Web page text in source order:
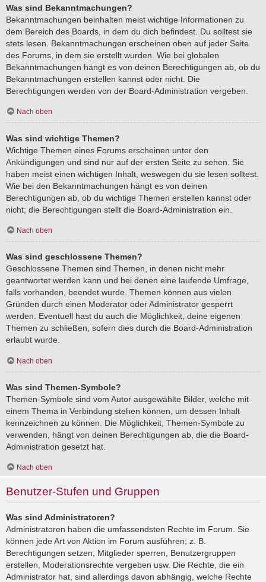
Was sind Bekanntmachungen?
Bekanntmachungen beinhalten meist wichtige Informationen zu
dem Bereich des Boards, in dem du dich befindest. Du solltest sie
stets lesen. Bekanntmachungen erscheinen oben auf jeder Seite
des Forums, in dem sie erstellt wurden. Wie bei globalen
Bekanntmachungen hängt es von deinen Berechtigungen ab, ob du
Bekanntmachungen erstellen kannst oder nicht. Die
Berechtigungen werden von der Board-Administration vergeben.
Nach oben
Was sind wichtige Themen?
Wichtige Themen eines Forums erscheinen unter den
Ankündigungen und sind nur auf der ersten Seite zu sehen. Sie
haben meist einen wichtigen Inhalt, weswegen du sie lesen solltest.
Wie bei den Bekanntmachungen hängt es von deinen
Berechtigungen ab, ob du wichtige Themen erstellen kannst oder
nicht; die Berechtigungen stellt die Board-Administration ein.
Nach oben
Was sind geschlossene Themen?
Geschlossene Themen sind Themen, in denen nicht mehr
geantwortet werden kann und bei denen eine laufende Umfrage,
falls vorhanden, beendet wurde. Themen können aus vielen
Gründen durch einen Moderator oder Administrator gesperrt
werden. Eventuell hast du auch die Möglichkeit, deine eigenen
Themen zu schließen, sofern dies durch die Board-Administration
erlaubt wurde.
Nach oben
Was sind Themen-Symbole?
Themen-Symbole sind vom Autor ausgewählte Bilder, welche mit
einem Thema in Verbindung stehen können, um dessen Inhalt
kennzeichnen zu können. Die Möglichkeit, Themen-Symbole zu
verwenden, hängt von deinen Berechtigungen ab, die die Board-
Administration gesetzt hat.
Nach oben
Benutzer-Stufen und Gruppen
Was sind Administratoren?
Administratoren haben die umfassendsten Rechte im Forum. Sie
können jede Art von Aktion im Forum ausführen; z. B.
Berechtigungen setzen, Mitglieder sperren, Benutzergruppen
erstellen, Moderationsrechte vergeben usw. Die Rechte, die ein
Administrator hat, sind allerdings davon abhängig, welche Rechte